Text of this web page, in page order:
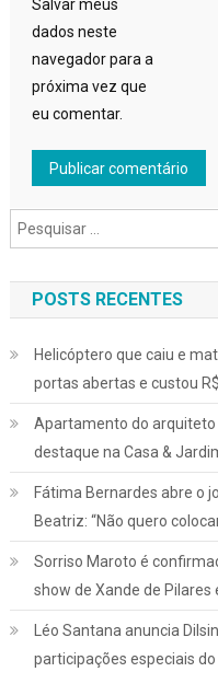
Salvar meus
dados neste
navegador para a
próxima vez que
eu comentar.
POSTS RECENTES
Helicóptero que caiu e
portas abertas e custou
Apartamento do arquiteto
destaque na Casa &
Fátima Bernardes abre o
Beatriz: “Não quero
Sorriso Maroto é
show de Xande de Pilares
Léo Santana anuncia
participações especiais